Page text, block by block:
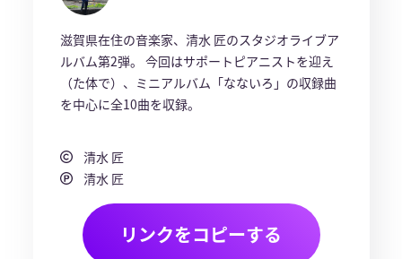
滋賀県在住の音楽家、清水 匠のスタジオライブア
ルバム第2弾。 今回はサポートピアニストを迎え
（た体で）、ミニアルバム「なないろ」の収録曲
を中心に全10曲を収録。
清水 匠
清水 匠
リンクをコピーする